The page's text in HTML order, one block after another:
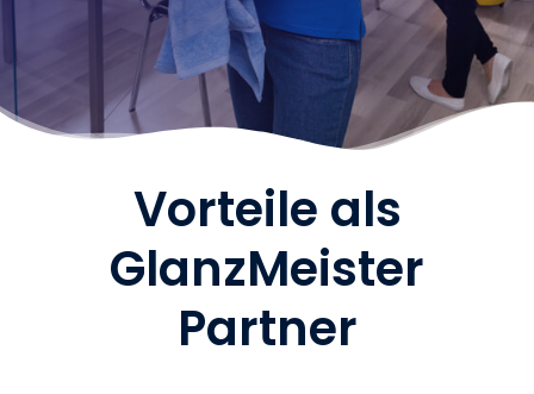
Vorteile als
GlanzMeister
Partner